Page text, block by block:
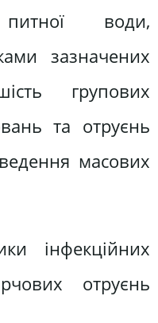
води,
зазначених
групових
та отруєнь
масових
інфекційних
отруєнь